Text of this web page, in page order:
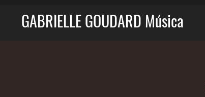
GABRIELLE GOUDARD Música